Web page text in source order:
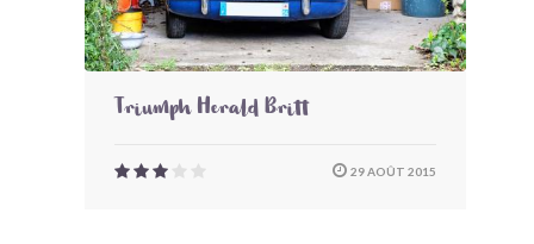
Triumph Herald Britt
29 AOÛT 2015